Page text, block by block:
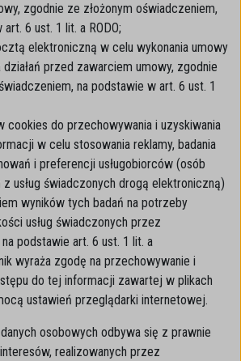
zgodnie ze złożonym oświadczeniem,
6 ust. 1 lit. a RODO;
elektroniczną w celu wykonania umowy
przed zawarciem umowy, zgodnie
na podstawie w art. 6 ust. 1
cookies do przechowywania i uzyskiwania
w celu stosowania reklamy, badania
i preferencji usługobiorców (osób
usług świadczonych drogą elektroniczną)
wyników tych badań na potrzeby
usług świadczonych przez
podstawie art. 6 ust. 1 lit. a
wyraża zgodę na przechowywanie i
do tej informacji zawartej w plikach
ustawień przeglądarki internetowej.
osobowych odbywa się z prawnie
realizowanych przez